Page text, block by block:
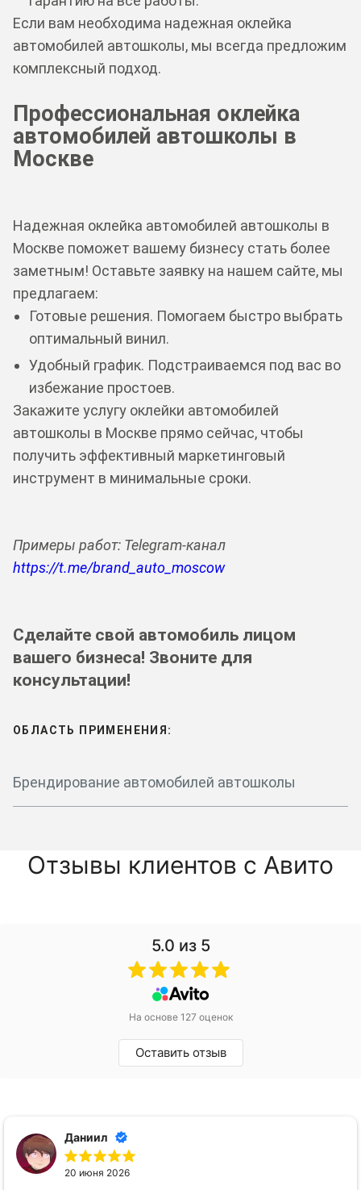
Если вам необходима надежная оклейка
автомобилей автошколы, мы всегда предложим
комплексный подход.
Профессиональная оклейка
автомобилей автошколы в
Москве
Надежная оклейка автомобилей автошколы в
Москве поможет вашему бизнесу стать более
заметным! Оставьте заявку на нашем сайте, мы
предлагаем:
Готовые решения. Помогаем быстро выбрать
оптимальный винил.
Удобный график. Подстраиваемся под вас во
избежание простоев.
Закажите услугу оклейки автомобилей
автошколы в Москве прямо сейчас, чтобы
получить эффективный маркетинговый
инструмент в минимальные сроки.
Примеры работ: Telegram-канал
https://t.me/brand_auto_moscow
Сделайте свой автомобиль лицом
вашего бизнеса! Звоните для
консультации!
ОБЛАСТЬ ПРИМЕНЕНИЯ:
Брендирование автомобилей автошколы
Отзывы клиентов с Авито
5.0 из 5
На основе 127 оценок
Оставить отзыв
Даниил
20 июня 2026